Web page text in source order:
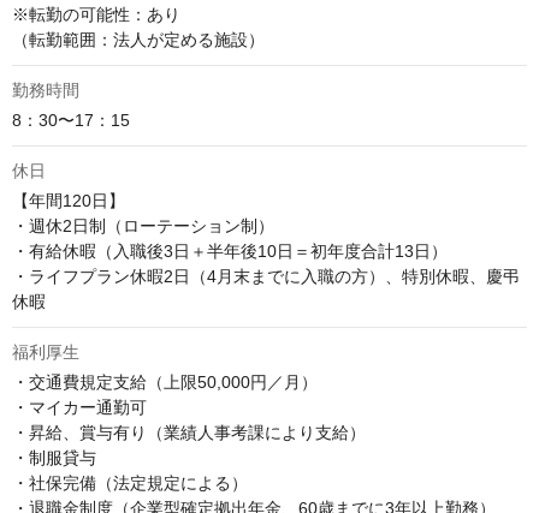
※転勤の可能性：あり
（転勤範囲：法人が定める施設）
勤務時間
8：30〜17：15
休日
【年間120日】
・週休2日制（ローテーション制）
・有給休暇（入職後3日＋半年後10日＝初年度合計13日）
・ライフプラン休暇2日（4月末までに入職の方）、特別休暇、慶弔
休暇
福利厚生
・交通費規定支給（上限50,000円／月）
・マイカー通勤可
・昇給、賞与有り（業績人事考課により支給）
・制服貸与
・社保完備（法定規定による）
・退職金制度（企業型確定拠出年金、60歳までに3年以上勤務）